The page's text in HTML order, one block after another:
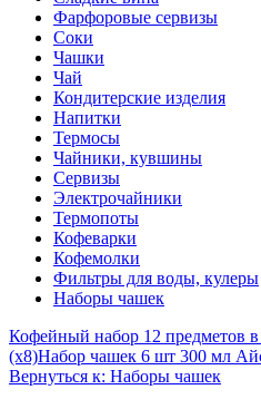
Фарфоровые сервизы
Соки
Чашки
Чай
Кондитерские изделия
Напитки
Термосы
Чайники, кувшины
Сервизы
Электрочайники
Термопоты
Кофеварки
Кофемолки
Фильтры для воды, кулеры
Наборы чашек
Кофейный набор 12 предметов
(х8)Набор чашек 6 шт 300 мл
Вернуться к: Наборы чашек